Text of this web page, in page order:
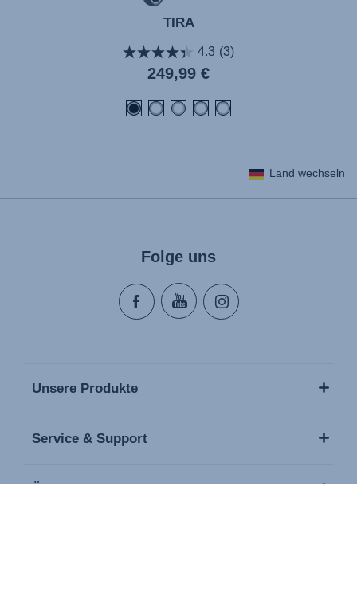
TIRA
4.3 (3)
249,99 €
Land wechseln
Folge uns
Unsere Produkte
Service & Support